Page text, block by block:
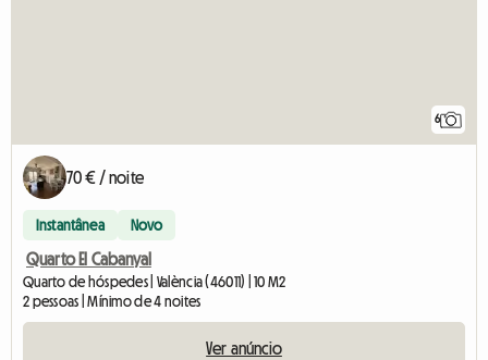
6
70 € / noite
Instantânea Novo
Quarto El Cabanyal
Quarto de hóspedes | València (46011) | 10 M2
2 pessoas | Mínimo de 4 noites
Ver anúncio